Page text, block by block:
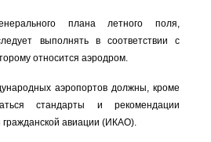
плана летного поля,
выполнять в соответствии с
относится аэродром.
аэропортов должны, кроме
стандарты и рекомендации
авиации (ИКАО).